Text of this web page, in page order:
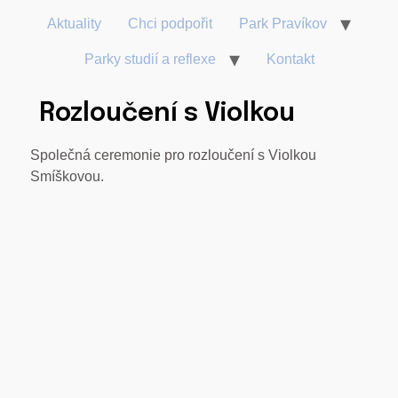
Aktuality Chci podpořit Park Pravíkov
Parky studií a reflexe Kontakt
Rozloučení s Violkou
Společná ceremonie pro rozloučení s Violkou
Smíškovou.